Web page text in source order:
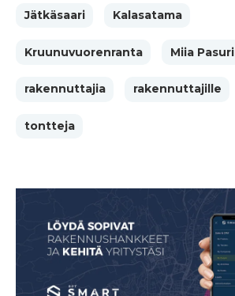
Jätkäsaari Kalasatama
Kruunuvuorenranta Miia Pasuri
rakennuttajia rakennuttajille
tontteja